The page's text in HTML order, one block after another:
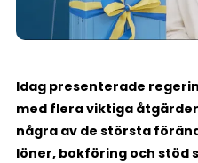
Idag presenterade
med flera viktiga
några av de största
löner, bokföring och stöd